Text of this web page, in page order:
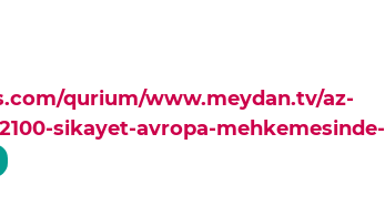
qurium/www.meydan.tv/az-
sikayet-avropa-mehkemesinde-